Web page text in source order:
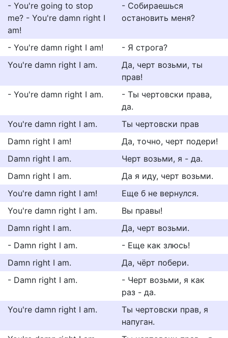
- You're going to stop
me? - You're damn right I
am!
- Собираешься
остановить меня?
- You're damn right I am!
- Я строга?
You're damn right I am.
Да, черт возьми, ты
прав!
- You're damn right I am.
- Ты чертовски права,
да.
You're damn right I am.
Ты чертовски прав
Damn right I am!
Да, точно, черт подери!
Damn right I am.
Черт возьми, я - да.
Damn right I am.
Да я иду, черт возьми.
You're damn right I am!
Еще б не вернулся.
You're damn right I am.
Вы правы!
Damn right I am.
Да, черт возьми.
- Damn right I am.
- Еще как злюсь!
Damn right I am.
Да, чёрт побери.
- Damn right I am.
- Черт возьми, я как
раз - да.
You're damn right I am.
Ты чертовски прав, я
напуган.